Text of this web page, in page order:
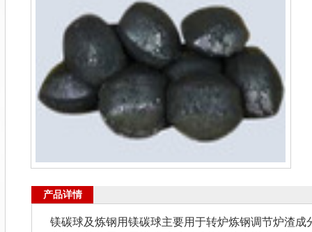
产品详情
镁碳球及炼钢用镁碳球主要用于转炉炼钢调节炉渣